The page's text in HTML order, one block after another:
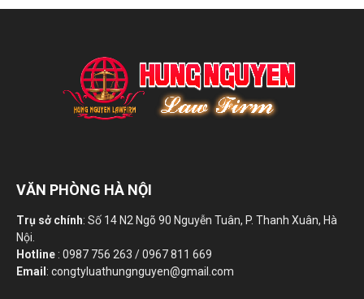
VĂN PHÒNG HÀ NỘI
Trụ sở chính: Số 14 N2 Ngõ 90 Nguyễn Tuân, P. Thanh Xuân, Hà
Nội.
Hotline : 0987 756 263 / 0967 811 669
Email : congtyluathungnguyen@gmail.com